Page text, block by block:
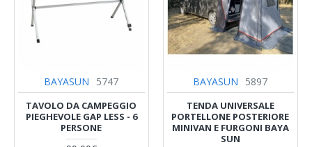
BAYASUN 5747
TAVOLO DA CAMPEGGIO
PIEGHEVOLE GAP LESS - 6
PERSONE
BAYASUN 5897
TENDA UNIVERSALE
PORTELLONE POSTERIORE
MINIVAN E FURGONI BAYA
SUN